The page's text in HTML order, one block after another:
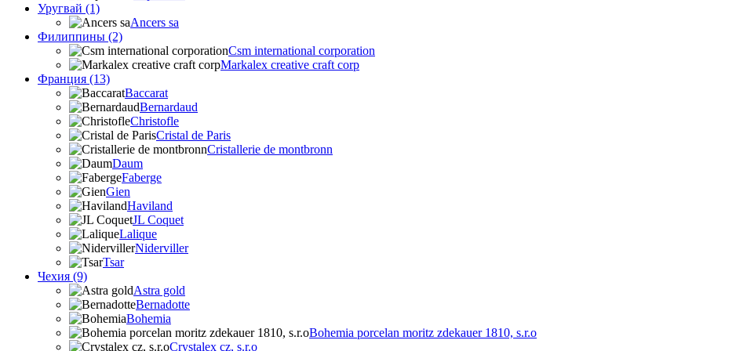
Уругвай (1)
Ancers sa
Филиппины (2)
Csm international corporation
Markalex creative craft corp
Франция (13)
Baccarat
Bernardaud
Christofle
Cristal de Paris
Cristallerie de montbronn
Daum
Faberge
Gien
Haviland
JL Coquet
Lalique
Niderviller
Tsar
Чехия (9)
Astra gold
Bernadotte
Bohemia
Bohemia porcelan moritz zdekauer 1810, s.r.o
Crystalex cz, s.r.o